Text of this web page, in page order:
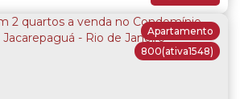
800(ativa1548)
Apartamento